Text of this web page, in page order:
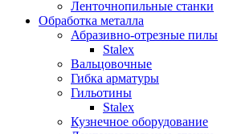
Ленточнопильные станки
Обработка металла
Абразивно-отрезные пилы
Stalex
Вальцовочные
Гибка арматуры
Гильотины
Stalex
Кузнечное оборудование